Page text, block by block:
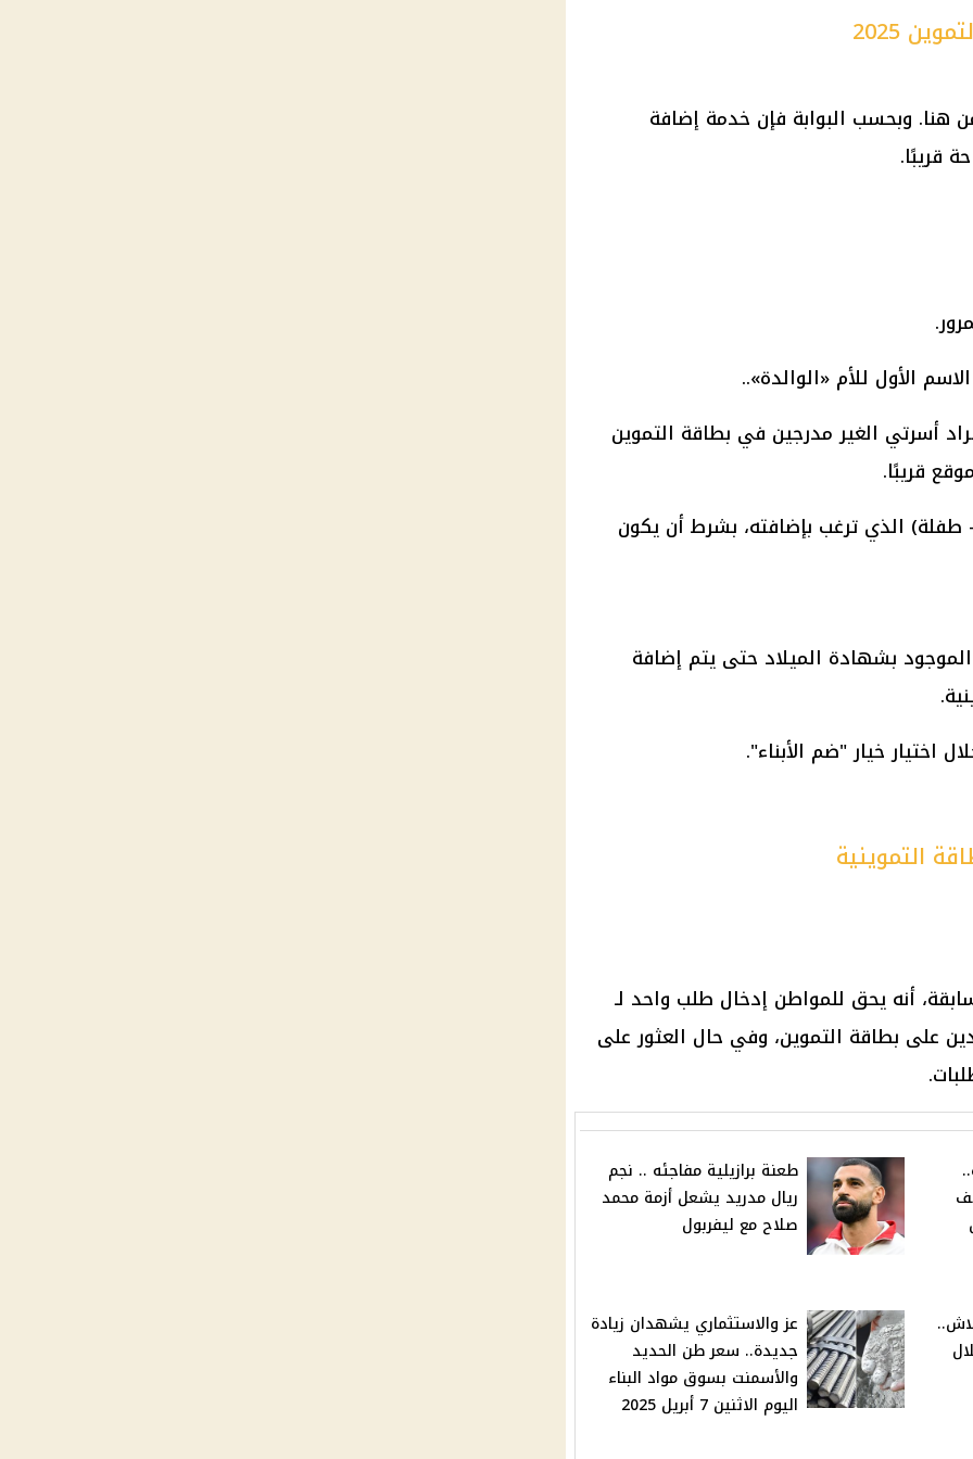
2025
هنا. وبحسب البوابة فإن خدمة إضافة
قريبًا.
الأول للأم «الوالدة»..
أسرتي الغير مدرجين في بطاقة التموين
قريبًا.
الذي ترغب بإضافته، بشرط أن يكون
بشهادة الميلاد حتى يتم إضافة
اختيار خيار "ضم الأبناء".
التموينية
أنه يحق للمواطن إدخال طلب واحد لـ
على بطاقة التموين، وفي حال العثور على
طعنة برازيلية مفاجئه .. نجم
ريال مدريد يشعل أزمة محمد
صلاح مع ليفربول
عز والاستثماري يشهدان زيادة
جديدة.. سعر طن الحديد
والأسمنت بسوق مواد البناء
اليوم الاثنين 7 أبريل 2025